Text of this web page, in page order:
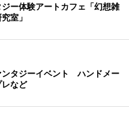
ー体験アートカフェ「幻想雑
室」
ンタジーイベント ハンドメー
レなど